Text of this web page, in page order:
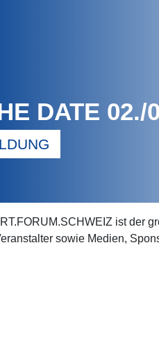
DATE 02./
ist der
sowie Medien,